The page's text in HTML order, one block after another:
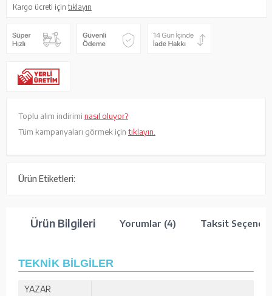
Kargo ücreti içintıklayın
Toplu alım indirimi nasıl oluyor?
Tüm kampanyaları görmek için tıklayın.
Ürün Etiketleri:
Ürün Bilgileri Yorumlar (4) Taksit
TEKNİK BİLGİLER
YAZAR